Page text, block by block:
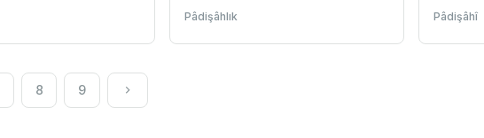
Pâdişâhlık Pâdişâhî
8 9